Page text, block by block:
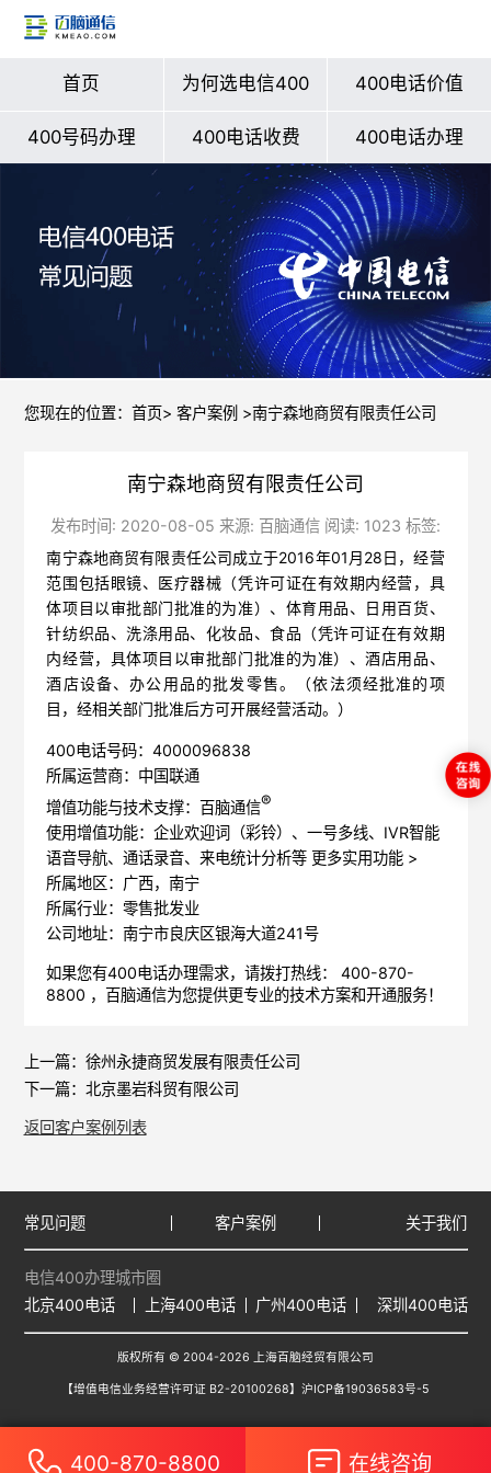
首页 为何选电信400 400电话价值
400号码办理 400电话收费 400电话办理
您现在的位置： 首页> 客户案例 >南宁森地商贸有限责任公司
南宁森地商贸有限责任公司
发布时间: 2020-08-05 来源: 百脑通信 阅读: 1023 标签:
南宁森地商贸有限责任公司成立于2016年01月28日，经营
范围包括眼镜、医疗器械（凭许可证在有效期内经营，具
体项目以审批部门批准的为准）、体育用品、日用百货、
针纺织品、洗涤用品、化妆品、食品（凭许可证在有效期
内经营，具体项目以审批部门批准的为准）、酒店用品、
酒店设备、办公用品的批发零售。（依法须经批准的项
目，经相关部门批准后方可开展经营活动。）
400电话号码：4000096838
所属运营商：中国联通
增值功能与技术支撑：百脑通信®
使用增值功能：企业欢迎词（彩铃）、一号多线、IVR智能
语音导航、通话录音、来电统计分析等 更多实用功能 >
所属地区：广西，南宁
所属行业：零售批发业
公司地址：南宁市良庆区银海大道241号
如果您有400电话办理需求，请拨打热线： 400-870-
8800 ， 百脑通信为您提供更专业的技术方案和开通服务！
上一篇： 徐州永捷商贸发展有限责任公司
下一篇： 北京墨岩科贸有限公司
返回客户案例列表
常见问题 客户案例 关于我们
电信400办理城市圈
北京400电话
上海400电话 广州400电话 深圳400电话
版权所有 © 2004-2026 上海百脑经贸有限公司
【增值电信业务经营许可证 B2-20100268】 沪ICP备19036583号-5
400-870-8800 在线咨询